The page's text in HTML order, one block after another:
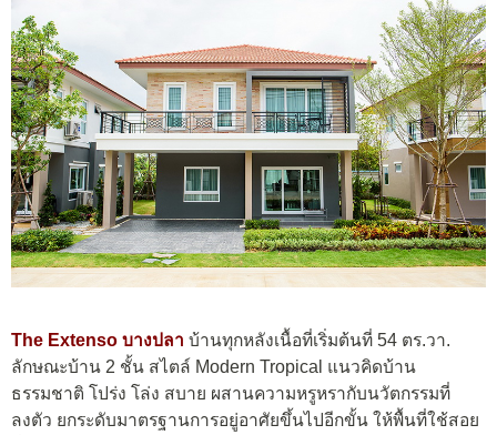
The Extenso บางปลา บ้านทุกหลังเนื้อที่เริ่มต้นที่ 54 ตร.วา.
ลักษณะบ้าน 2 ชั้น สไตล์ Modern Tropical แนวคิดบ้าน
ธรรมชาติ โปร่ง โล่ง สบาย ผสานความหรูหรากับนวัตกรรมที่
ลงตัว ยกระดับมาตรฐานการอยู่อาศัยขึ้นไปอีกขั้น ให้พื้นที่ใช้สอย